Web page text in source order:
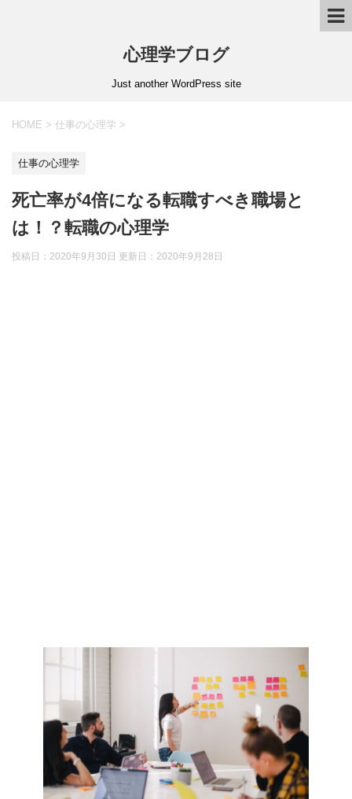
心理学ブログ
Just another WordPress site
HOME > 仕事の心理学 >
仕事の心理学
死亡率が4倍になる転職すべき職場と
は！？転職の心理学
投稿日：2020年9月30日 更新日： 2020年9月28日